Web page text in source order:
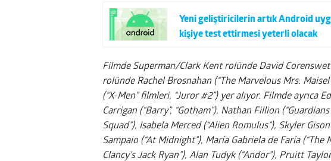
Yeni geliştiricilerin artık Android
kişiye test ettirmesi yeterli olacak
Filmde Superman/Clark Kent rolünde David Corenswet
rolünde Rachel Brosnahan (“The Marvelous Mrs.
(“X-Men” filmleri, “Juror #2”) yer alıyor. Filmde ayrıca
Carrigan (“Barry”, “Gotham”), Nathan Fillion
Squad”), Isabela Merced (“Alien Romulus”), Skyler
Sampaio (“At Midnight”), María Gabriela de Faría (“The
Clancy’s Jack Ryan”), Alan Tudyk (“Andor”), Pruitt